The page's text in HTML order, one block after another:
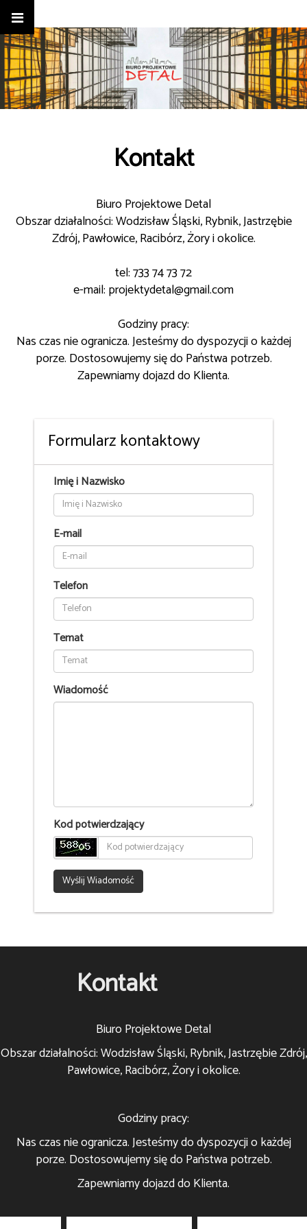
Kontakt
Biuro Projektowe Detal
Obszar działalności: Wodzisław Śląski, Rybnik, Jastrzębie
Zdrój, Pawłowice, Racibórz, Żory i okolice.
tel: 733 74 73 72
e-mail: projektydetal@gmail.com
Godziny pracy:
Nas czas nie ogranicza. Jesteśmy do dyspozycji o każdej
porze. Dostosowujemy się do Państwa potrzeb.
Zapewniamy dojazd do Klienta.
Formularz kontaktowy
Imię i Nazwisko
E-mail
Telefon
Temat
Wiadomość
Kod potwierdzający
Wyślij Wiadomość
Kontakt
Biuro Projektowe Detal
Obszar działalności: Wodzisław Śląski, Rybnik, Jastrzębie Zdrój,
Pawłowice, Racibórz, Żory i okolice.
Godziny pracy:
Nas czas nie ogranicza. Jesteśmy do dyspozycji o każdej
porze. Dostosowujemy się do Państwa potrzeb.
Zapewniamy dojazd do Klienta.